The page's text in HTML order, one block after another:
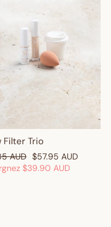
Filter Trio
AUD Prix
réduit
$57.95 AUD
$39.90 AUD